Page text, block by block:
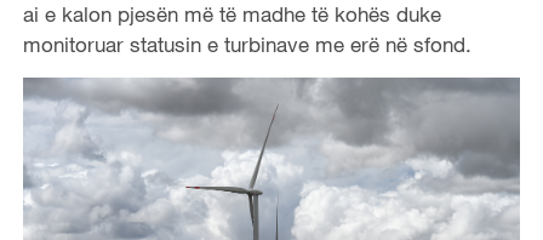
ai e kalon pjesën më të madhe të kohës duke
monitoruar statusin e turbinave me erë në sfond.